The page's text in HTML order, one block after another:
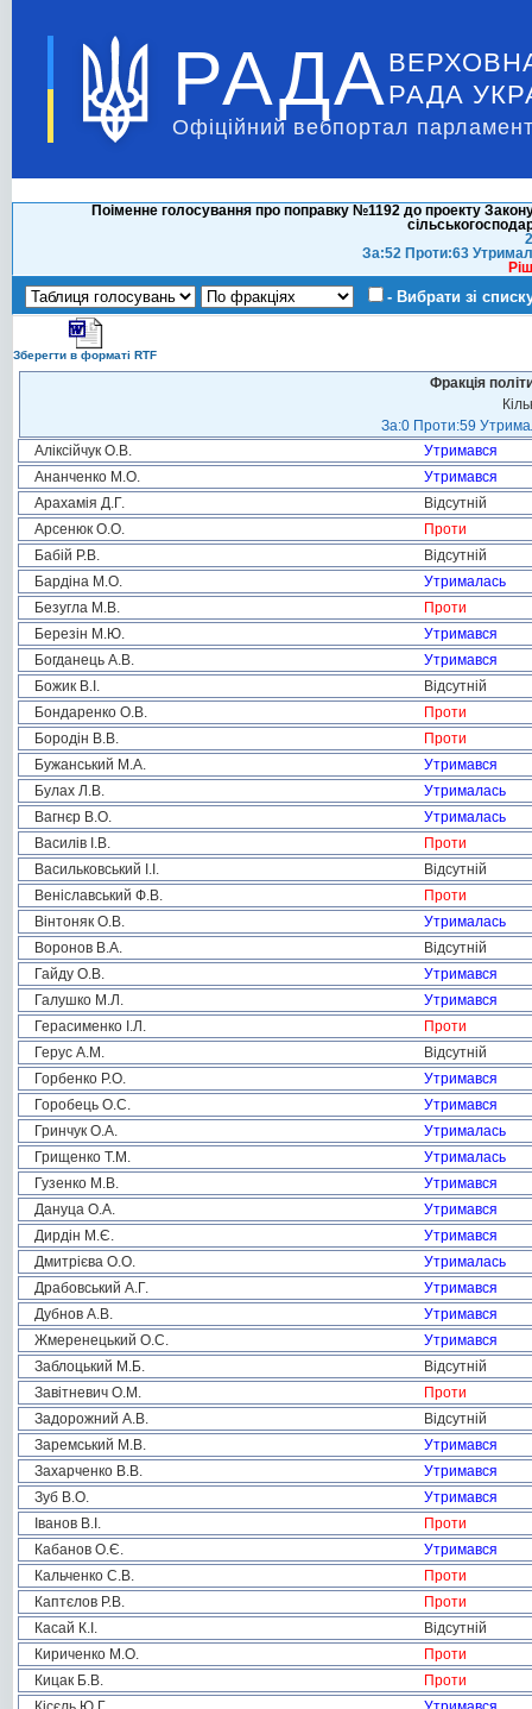
РАДА РАДА
Офіційний вебпортал
Поіменне голосування про поправку №1192 до проекту
За:52 Проти:63
- Вибрати зі
Зберегти в форматі RTF
Фракція
За:0 Проти:59
Аліксійчук О.В.
Утримався
Ананченко М.О.
Утримався
Арахамія Д.Г.
Відсутній
Арсенюк О.О.
Проти
Бабій Р.В.
Відсутній
Бардіна М.О.
Утрималась
Безугла М.В.
Проти
Березін М.Ю.
Утримався
Богданець А.В.
Утримався
Божик В.І.
Відсутній
Бондаренко О.В.
Проти
Бородін В.В.
Проти
Бужанський М.А.
Утримався
Булах Л.В.
Утрималась
Вагнєр В.О.
Утрималась
Василів І.В.
Проти
Васильковський І.І.
Відсутній
Веніславський Ф.В.
Проти
Вінтоняк О.В.
Утрималась
Воронов В.А.
Відсутній
Гайду О.В.
Утримався
Галушко М.Л.
Утримався
Герасименко І.Л.
Проти
Герус А.М.
Відсутній
Горбенко Р.О.
Утримався
Горобець О.С.
Утримався
Гринчук О.А.
Утрималась
Грищенко Т.М.
Утрималась
Гузенко М.В.
Утримався
Дануца О.А.
Утримався
Дирдін М.Є.
Утримався
Дмитрієва О.О.
Утрималась
Драбовський А.Г.
Утримався
Дубнов А.В.
Утримався
Жмеренецький О.С.
Утримався
Заблоцький М.Б.
Відсутній
Завітневич О.М.
Проти
Задорожний А.В.
Відсутній
Заремський М.В.
Утримався
Захарченко В.В.
Утримався
Зуб В.О.
Утримався
Іванов В.І.
Проти
Кабанов О.Є.
Утримався
Кальченко С.В.
Проти
Каптєлов Р.В.
Проти
Касай К.І.
Відсутній
Кириченко М.О.
Проти
Кицак Б.В.
Проти